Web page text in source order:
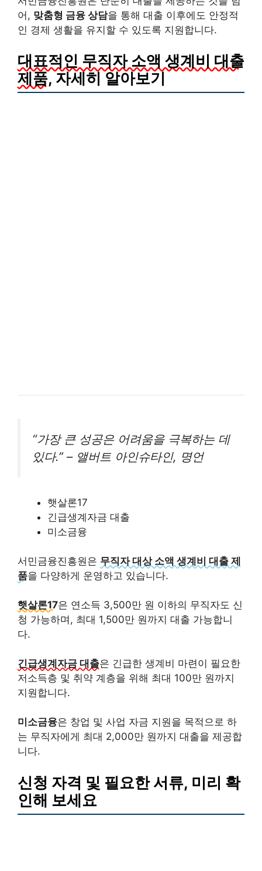
어, 맞춤형 금융 상담을 통해 대출 이후에도 안정적
인 경제 생활을 유지할 수 있도록 지원합니다.
대표적인 무직자 소액 생계비 대출
제품, 자세히 알아보기
“가장 큰 성공은 어려움을 극복하는 데
있다.” – 앨버트 아인슈타인, 명언
햇살론17
긴급생계자금 대출
미소금융
서민금융진흥원은 무직자 대상 소액 생계비 대출 제
품을 다양하게 운영하고 있습니다.
햇살론17은 연소득 3,500만 원 이하의 무직자도 신
청 가능하며, 최대 1,500만 원까지 대출 가능합니
다.
긴급생계자금 대출은 긴급한 생계비 마련이 필요한
저소득층 및 취약 계층을 위해 최대 100만 원까지
지원합니다.
미소금융은 창업 및 사업 자금 지원을 목적으로 하
는 무직자에게 최대 2,000만 원까지 대출을 제공합
니다.
신청 자격 및 필요한 서류, 미리 확
인해 보세요